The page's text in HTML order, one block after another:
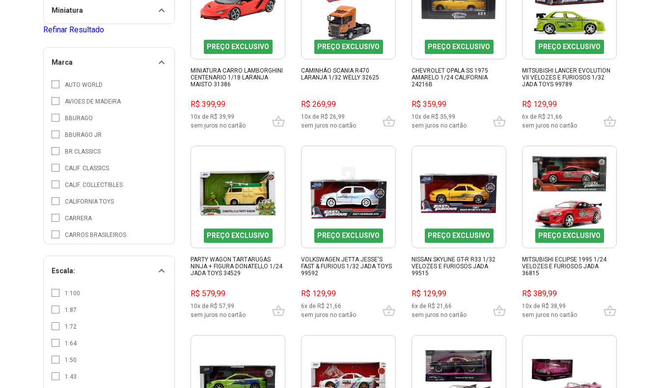
Miniatura
Refinar Resultado
Marca
AUTO WORLD
AVIOES DE MADEIRA
BBURAGO
BBURAGO JR
BR CLASSICS
CALIF. CLASSICS
CALIF. COLLECTIBLES
CALIFORNIA TOYS
CARRERA
CARROS BRASILEIROS
DEMOLIDOR CUBOS
Escala:
1:100
1:87
1:72
1:64
1:50
1:43
PREÇO EXCLUSIVO
MINIATURA CARRO LAMBORGHINI
CENTENARIO 1/18 LARANJA
MAISTO 31386
R$ 399,99
10x de R$ 39,99
sem juros no cartão
PREÇO EXCLUSIVO
CAMINHÃO SCANIA R470
LARANJA 1/32 WELLY 32625
R$ 269,99
10x de R$ 26,99
sem juros no cartão
PREÇO EXCLUSIVO
CHEVROLET OPALA SS 1975
AMARELO 1/24 CALIFORNIA
24216B
R$ 359,99
10x de R$ 35,99
sem juros no cartão
PREÇO EXCLUSIVO
MITSUBISHI LANCER EVOLUTION
VII VELOZES E FURIOSOS 1/32
JADA TOYS 99789
R$ 129,99
6x de R$ 21,66
sem juros no cartão
PREÇO EXCLUSIVO
PARTY WAGON TARTARUGAS
NINJA + FIGURA DONATELLO 1/24
JADA TOYS 34529
R$ 579,99
10x de R$ 57,99
sem juros no cartão
PREÇO EXCLUSIVO
VOLKSWAGEN JETTA JESSE'S
FAST & FURIOUS 1/32 JADA TOYS
99592
R$ 129,99
6x de R$ 21,66
sem juros no cartão
PREÇO EXCLUSIVO
NISSAN SKYLINE GT-R R33 1/32
VELOZES E FURIOSOS JADA
99515
R$ 129,99
6x de R$ 21,66
sem juros no cartão
PREÇO EXCLUSIVO
MITSUBISHI ECLIPSE 1995 1/24
VELOZES E FURIOSOS JADA
36815
R$ 389,99
10x de R$ 38,99
sem juros no cartão